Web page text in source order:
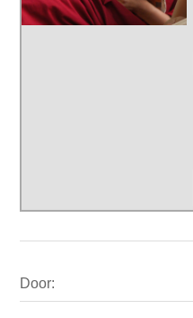
Sidebar
Door: